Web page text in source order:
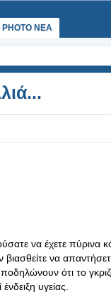
PHOTO NEA
να έχετε πύρινα
βιασθείτε να
ότι το
υγείας.